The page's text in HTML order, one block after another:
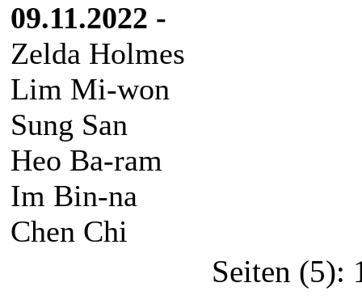
09.11.2022 -
Zelda Holmes
Lim Mi-won
Sung San
Heo Ba-ram
Im Bin-na
Chen Chi
Seiten (5):